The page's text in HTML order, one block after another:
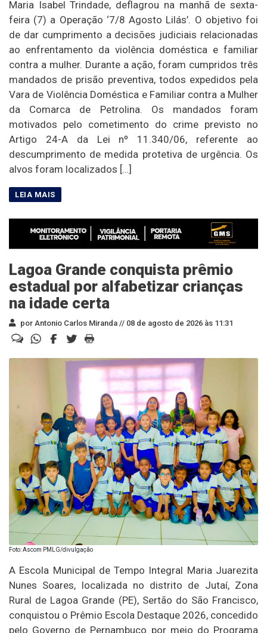
Maria Isabel Trindade, deflagrou na manhã de sexta-
feira (7) a Operação ‘7/8 Agosto Lilás’. O objetivo foi
de dar cumprimento a decisões judiciais relacionadas
ao enfrentamento da violência doméstica e familiar
contra a mulher. Durante a ação, foram cumpridos três
mandados de prisão preventiva, todos expedidos pela
Vara de Violência Doméstica e Familiar contra a Mulher
da Comarca de Petrolina. Os mandados foram
motivados pelo cometimento do crime previsto no
Artigo 24-A da Lei nº 11.340/06, referente ao
descumprimento de medida protetiva de urgência. Os
alvos foram localizados […]
Lagoa Grande conquista prêmio
estadual por alfabetizar crianças
na idade certa
por Antonio Carlos Miranda // 08 de agosto de 2026 às 11:31
Foto: Ascom PMLG/divulgação
A Escola Municipal de Tempo Integral Maria Juarezita
Nunes Soares, localizada no distrito de Jutaí, Zona
Rural de Lagoa Grande (PE), Sertão do São Francisco,
conquistou o Prêmio Escola Destaque 2026, concedido
pelo Governo de Pernambuco por meio do Programa